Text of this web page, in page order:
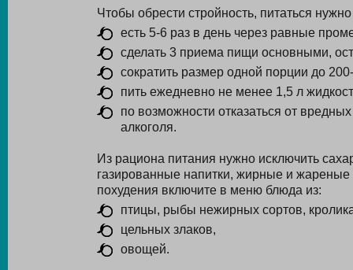
Чтобы обрести стройность, питаться
есть 5-6 раз в день через равные
сделать 3 приема пищи основными,
сократить размер одной порции до
пить ежедневно не менее 1,5 л
по возможности отказаться от
алкоголя.
Из рациона питания нужно исключить
газированные напитки, жирные и жареные
похудения включите в меню блюда из:
птицы, рыбы нежирных сортов,
цельных злаков,
овощей.